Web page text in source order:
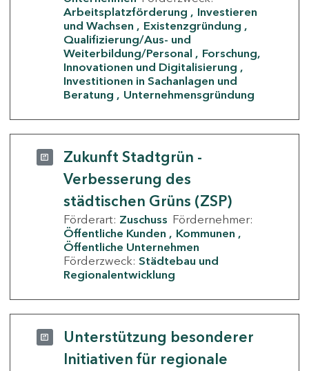
Arbeitsplatzförderung
Investieren
und Wachsen
Existenzgründung
Qualifizierung/Aus- und
Weiterbildung/Personal
Forschung,
Innovationen und Digitalisierung
Investitionen in Sachanlagen und
Beratung
Unternehmensgründung
Zukunft Stadtgrün -
Verbesserung des
städtischen Grüns (ZSP)
Förderart: Zuschuss Fördernehmer:
Öffentliche Kunden
Kommunen
Öffentliche Unternehmen
Förderzweck: Städtebau und
Regionalentwicklung
Unterstützung besonderer
Initiativen für regionale